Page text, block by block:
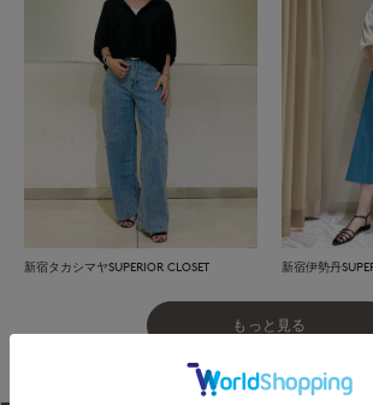
新宿タカシマヤSUPERIOR CLOSET 新宿伊勢丹
もっと見る